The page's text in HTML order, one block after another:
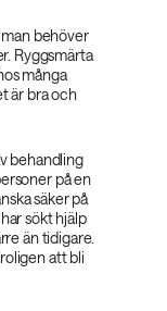
behöver
Ryggsmärta
många
är bra och
behandling
på en
säker på
sökt hjälp
än tidigare.
att bli